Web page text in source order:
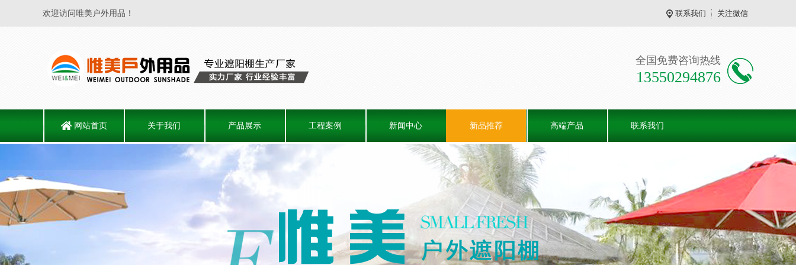
欢迎访问唯美户外用品！ 联系我们 关注微信
全国免费咨询热线
13550294876
网站首页 关于我们 产品展示 工程案例 新闻中心 新品推荐 高端产品 联系我们